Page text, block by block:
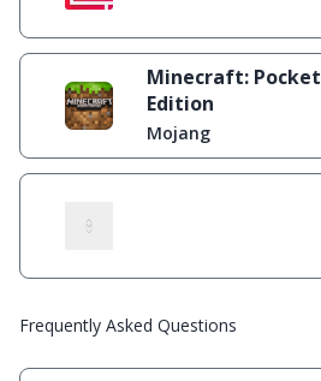
Minecraft: Pocket
Edition
Mojang
Frequently Asked Questions